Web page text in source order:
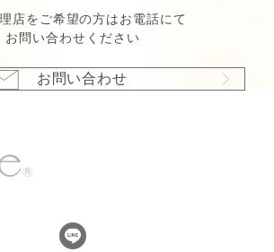
店をご希望の方はお電話にて
お問い合わせください
お問い合わせ